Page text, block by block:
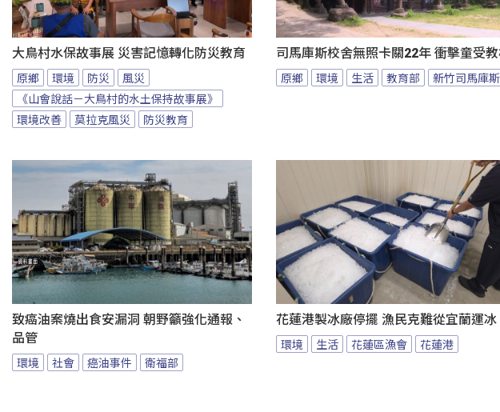
大鳥村水保故事展 災害記憶轉化防災教育
原鄉 環境 防災
風災
《山會說話－大鳥村的水土保持故事展》
環境改善
莫拉克風災 防災教育
司馬庫斯校舍無照卡關22年 衝擊童受
原鄉 環境 生活 教育部 新竹司馬庫斯
致癌油案燒出食安漏洞 朝野籲強化通報、
品管
環境 社會 癌油事件 衛福部
花蓮港製冰廠停擺 漁民克難從宜蘭運冰
環境 生活 花蓮區漁會 花蓮港